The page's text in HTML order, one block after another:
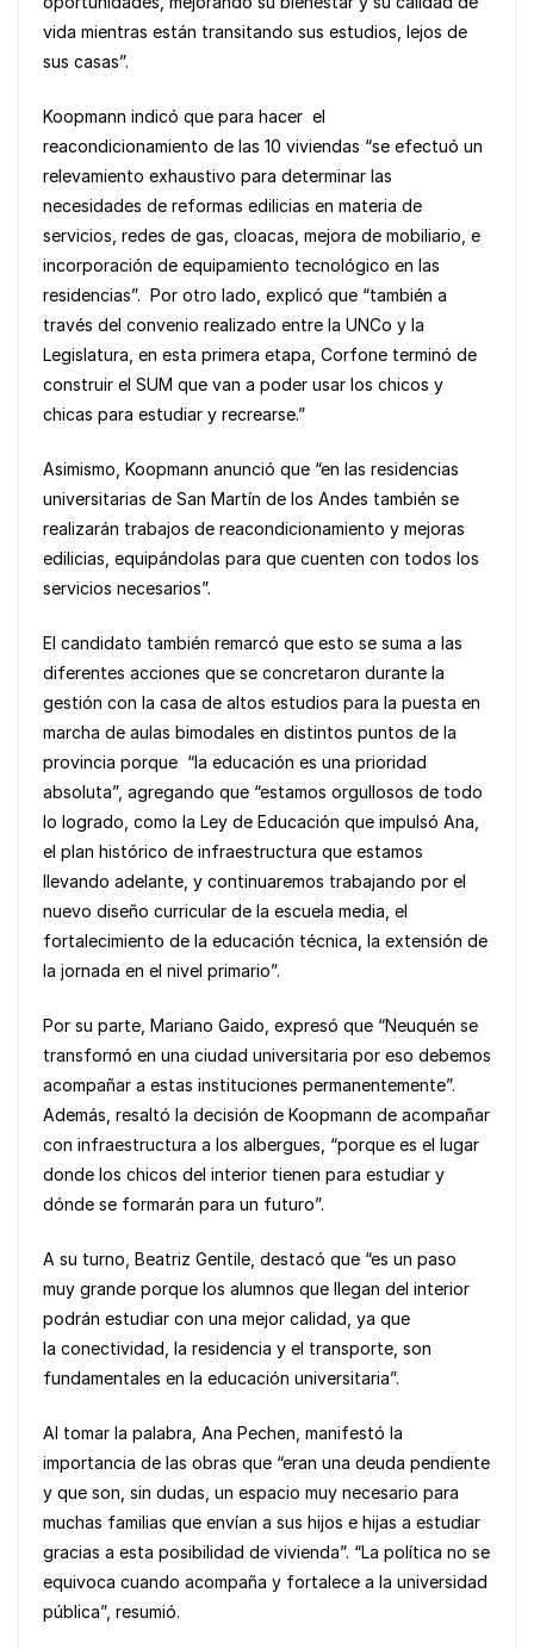
vida mientras están transitando sus estudios, lejos de
sus casas”.
Koopmann indicó que para hacer el
reacondicionamiento de las 10 viviendas “se efectuó un
relevamiento exhaustivo para determinar las
necesidades de reformas edilicias en materia de
servicios, redes de gas, cloacas, mejora de mobiliario, e
incorporación de equipamiento tecnológico en las
residencias”. Por otro lado, explicó que “también a
través del convenio realizado entre la UNCo y la
Legislatura, en esta primera etapa, Corfone terminó de
construir el SUM que van a poder usar los chicos y
chicas para estudiar y recrearse.”
Asimismo, Koopmann anunció que “en las residencias
universitarias de San Martín de los Andes también se
realizarán trabajos de reacondicionamiento y mejoras
edilicias, equipándolas para que cuenten con todos los
servicios necesarios”.
El candidato también remarcó que esto se suma a las
diferentes acciones que se concretaron durante la
gestión con la casa de altos estudios para la puesta en
marcha de aulas bimodales en distintos puntos de la
provincia porque “la educación es una prioridad
absoluta”, agregando que “estamos orgullosos de todo
lo logrado, como la Ley de Educación que impulsó Ana,
el plan histórico de infraestructura que estamos
llevando adelante, y continuaremos trabajando por el
nuevo diseño curricular de la escuela media, el
fortalecimiento de la educación técnica, la extensión de
la jornada en el nivel primario”.
Por su parte, Mariano Gaido, expresó que “Neuquén se
transformó en una ciudad universitaria por eso debemos
acompañar a estas instituciones permanentemente”.
Además, resaltó la decisión de Koopmann de acompañar
con infraestructura a los albergues, “porque es el lugar
donde los chicos del interior tienen para estudiar y
dónde se formarán para un futuro”.
A su turno, Beatriz Gentile, destacó que “es un paso
muy grande porque los alumnos que llegan del interior
podrán estudiar con una mejor calidad, ya que
la conectividad, la residencia y el transporte, son
fundamentales en la educación universitaria”.
Al tomar la palabra, Ana Pechen, manifestó la
importancia de las obras que “eran una deuda pendiente
y que son, sin dudas, un espacio muy necesario para
muchas familias que envían a sus hijos e hijas a estudiar
gracias a esta posibilidad de vivienda”. “La política no se
equivoca cuando acompaña y fortalece a la universidad
pública”, resumió.